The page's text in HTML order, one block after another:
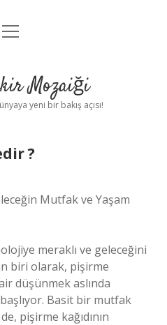
Uyarı
menüyü
Mozaiği
yeni bir bakış açısı!
?
Mutfak ve Yaşam
meraklı ve geleceğini
biri olarak, pişirme
düşünmek aslında
Basit bir mutfak
pişirme kağıdının